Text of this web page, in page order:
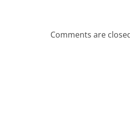
Comments are